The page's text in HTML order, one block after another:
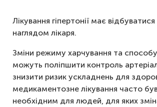
Лікування гіпертонії має відбуватися
наглядом лікаря.
Зміни режиму харчування та
можуть поліпшити контроль
знизити ризик ускладнень для
медикаментозне лікування часто
необхідним для людей, для яких